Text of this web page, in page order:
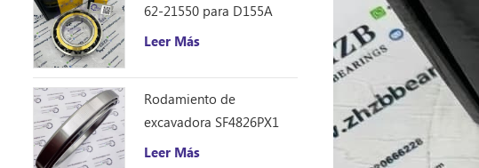
62-21550 para D155A
Leer Más
Rodamiento de
excavadora SF4826PX1
(240 * 310 * 33)
Leer Más